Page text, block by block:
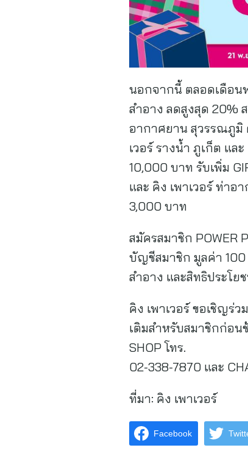
นอกจากนี้ ตลอดเดือน
สำอาง ลดสูงสุด 20% ส
อากาศยาน สุวรรณภูมิ
เวอร์ รางน้ำ ภูเก็ต แล
10,000 บาท รับเพิ่ม
และ คิง เพาเวอร์ ท่าอ
3,000 บาท
สมัครสมาชิก POWER
บัญชีสมาชิก มูลค่า 100
สำอาง และสิทธิประโ
คิง เพาเวอร์ ขอเชิญร่
เติมสำหรับสมาชิกก่อน
SHOP โทร.
02-338-7870 และ
ที่มา: คิง เพาเวอร์
Facebook